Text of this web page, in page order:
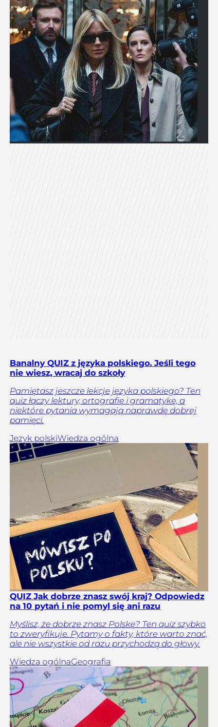
Banalny QUIZ z języka polskiego. Jeśli tego
nie wiesz, wracaj do szkoły
Pamiętasz jeszcze lekcje języka polskiego? Ten
quiz łączy lektury, ortografię i gramatykę, a
niektóre pytania wymagają naprawdę dobrej
pamięci.
Język polskiWiedza ogólna
QUIZ Jak dobrze znasz swój kraj? Odpowiedz
na 10 pytań i nie pomyl się ani razu
Myślisz, że dobrze znasz Polskę? Ten quiz szybko
to zweryfikuje. Pytamy o fakty, które warto znać,
ale nie wszystkie od razu przychodzą do głowy.
Wiedza ogólnaGeografia